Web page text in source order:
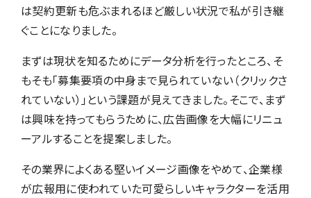
は契約更新も危ぶまれるほど厳しい状況で私が引き継
ぐことになりました。
まずは現状を知るためにデータ分析を行ったところ、そ
もそも「募集要項の中身まで見られていない（クリックさ
れていない）」という課題が見えてきました。そこで、まず
は興味を持ってもらうために、広告画像を大幅にリニュ
ーアルすることを提案しました。
その業界によくある堅いイメージ画像をやめて、企業様
が広報用に使われていた可愛らしいキャラクターを活用